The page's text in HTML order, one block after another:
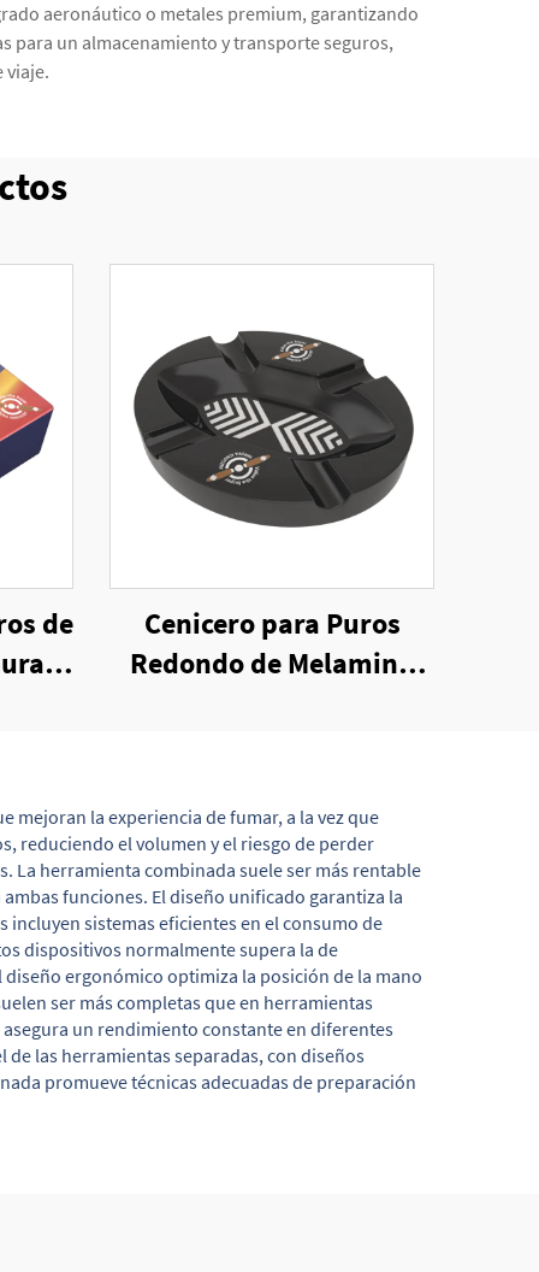
aeronáutico o metales premium, garantizando
un almacenamiento y transporte seguros,
viaje.
de
Cenicero para Puros
Redondo de Melamina
la experiencia de fumar, a la vez que
reduciendo el volumen y el riesgo de perder
La herramienta combinada suele ser más rentable
funciones. El diseño unificado garantiza la
sistemas eficientes en el consumo de
dispositivos normalmente supera la de
ergonómico optimiza la posición de la mano
ser más completas que en herramientas
un rendimiento constante en diferentes
las herramientas separadas, con diseños
promueve técnicas adecuadas de preparación